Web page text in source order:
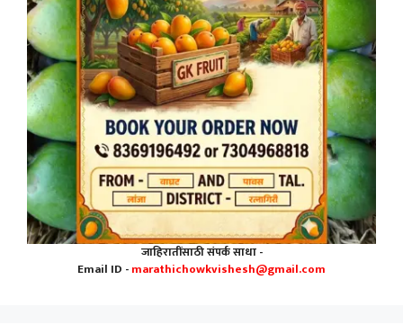
जाहिरातींसाठी संपर्क साधा -
Email ID -marathichowkvishesh@gmail.com